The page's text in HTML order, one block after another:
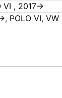
VI , 2017->
, POLO VI, VW